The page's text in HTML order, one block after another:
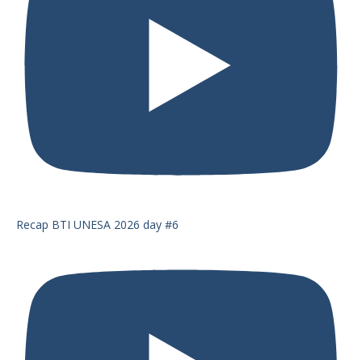
Recap BTI UNESA 2026 day #6